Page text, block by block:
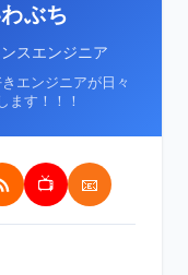
ぶち
スエンジニア
エンジニアが日々
ます！！！
📺 📧